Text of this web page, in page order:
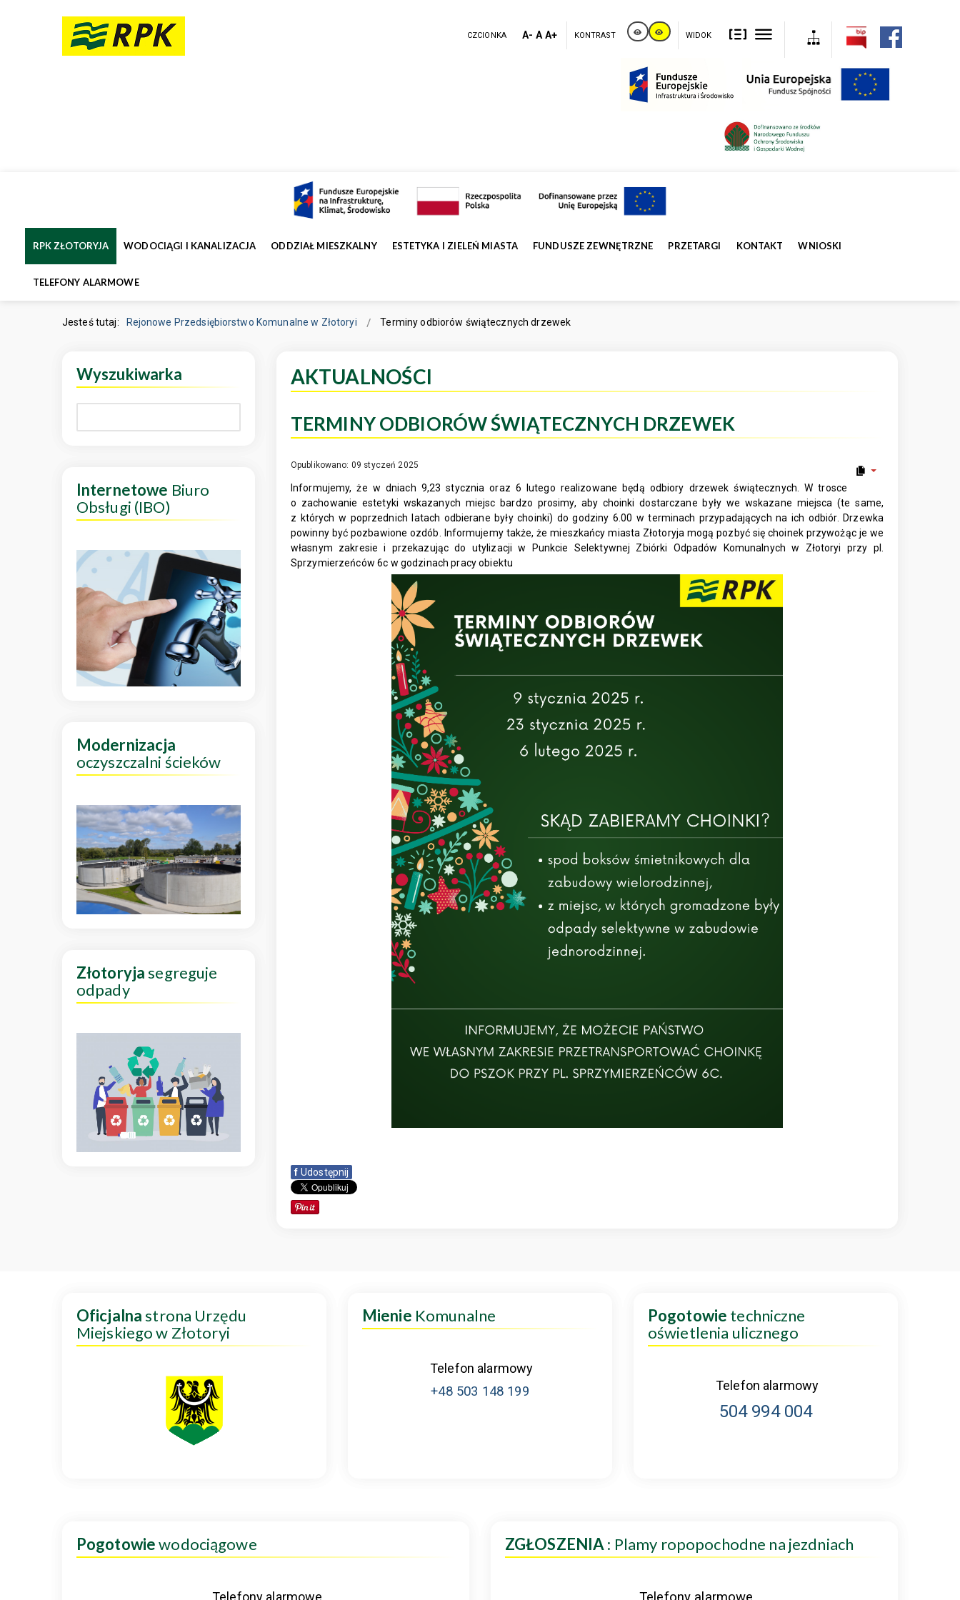
CZCIONKA A- A A+ KONTRAST WIDOK
RPK ZŁOTORYJA WODOCIĄGI I KANALIZACJA ODDZIAŁ MIESZKALNY ESTETYKA I ZIELEŃ MIASTA FUNDUSZE ZEWNĘTRZNE PRZETARGI KONTAKT WNIOSKI
TELEFONY ALARMOWE
Jesteś tutaj: Rejonowe Przedsiębiorstwo Komunalne w Złotoryi Terminy odbiorów świątecznych drzewek
AKTUALNOŚCI
TERMINY ODBIORÓW ŚWIĄTECZNYCH DRZEWEK
Opublikowano: 09 styczeń 2025
Informujemy, że w dniach 9,23 stycznia oraz 6 lutego realizowane będą odbiory drzewek świątecznych. W trosce
o zachowanie estetyki wskazanych miejsc bardzo prosimy, aby choinki dostarczane były we wskazane miejsca (te same,
z których w poprzednich latach odbierane były choinki) do godziny 6.00 w terminach przypadających na ich odbiór. Drzewka
powinny być pozbawione ozdób. Informujemy także, że mieszkańcy miasta Złotoryja mogą pozbyć się choinek przywożąc je we
własnym zakresie i przekazując do utylizacji w Punkcie Selektywnej Zbiórki Odpadów Komunalnych w Złotoryi przy pl.
Sprzymierzeńców 6c w godzinach pracy obiektu
f Udostępnij
Wyszukiwarka
Internetowe Biuro
Obsługi (IBO)
Modernizacja
oczyszczalni ścieków
Złotoryjasegreguje
odpady
Oficjalnastrona Urzędu
Miejskiego w Złotoryi
Mienie Komunalne
Telefon alarmowy
+48 503 148 199
Pogotowie techniczne
oświetlenia ulicznego
Telefon alarmowy
504 994 004
Pogotowiewodociągowe
Telefony alarmowe
ZGŁOSZENIA : Plamy ropopochodne na jezdniach
Telefony alarmowe